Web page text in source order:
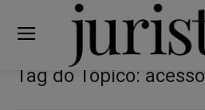
Tag do Tópico: acesso